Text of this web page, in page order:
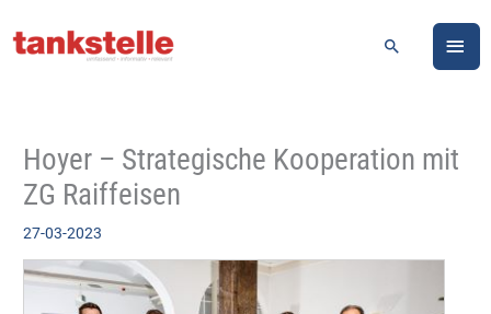
Inhalt
Suchen
Hoyer – Strategische Kooperation mit
ZG Raiffeisen
27-03-2023